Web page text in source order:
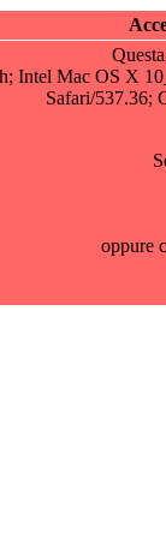
Intel Mac OS X
Safari/537.36;
oppure